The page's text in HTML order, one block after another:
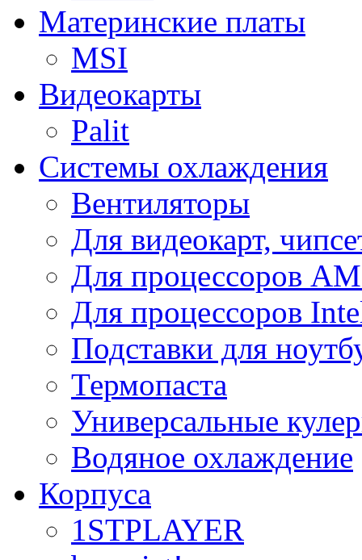
Материнские платы
MSI
Видеокарты
Palit
Системы охлаждения
Вентиляторы
Для видеокарт,
Для процессоров
Для процессоров
Подставки для
Термопаста
Универсальные
Водяное охлаждение
Корпуса
1STPLAYER